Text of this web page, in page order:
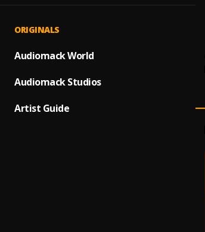
ORIGINALS
Audiomack World
Audiomack Studios
Artist Guide